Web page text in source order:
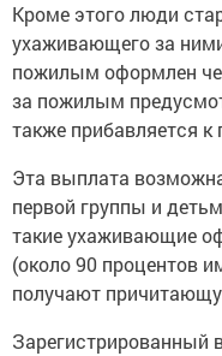
Кроме этого люди
ухаживающего за
пожилым оформлен
за пожилым
также прибавляется к
Эта выплата
первой группы и
такие ухаживающие
(около 90 процентов
получают
Зарегистрированный